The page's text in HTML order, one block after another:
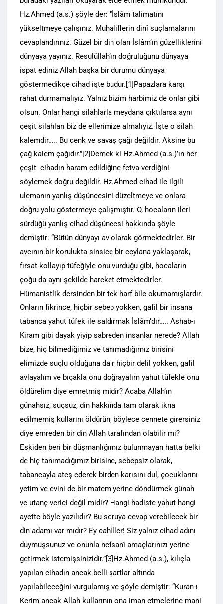
Hz.Ahmed (a.s.) şöyle der: “İslâm talimatını
yükseltmeye çalışınız. Muhaliflerin dinî suçlamalarını
cevaplandırınız. Güzel bir din olan İslâm’ın güzelliklerini
dünyaya yayınız. Resulüllah’ın doğruluğunu dünyaya
ispat ediniz Allah başka bir durumu dünyaya
göstermedikçe cihad işte budur.[1]Papazlara karşı
rahat durmamalıyız. Yalnız bizim harbimiz de onlar gibi
olsun. Onlar hangi silahlarla meydana çıktılarsa aynı
çeşit silahları biz de ellerimize almalıyız. İşte o silah
kalemdir….. Bu cenk ve savaş çağı değildir. Aksine bu
çağ kalem çağıdır.”[2]Demek ki Hz.Ahmed (a.s.)’ın her
çeşit cihadın haram edildiğine fetva verdiğini
söylemek doğru değildir. Hz.Ahmed cihad ile ilgili
ulemanın yanlış düşüncesini düzeltmeye ve onlara
doğru yolu göstermeye çalışmıştır. O, hocaların ileri
sürdüğü yanlış cihad düşüncesi hakkında şöyle
demiştir: “Bütün dünyayı av olarak görmektedirler. Bir
avcının bir korulukta sinsice bir ceylana yaklaşarak,
fırsat kollayıp tüfeğiyle onu vurduğu gibi, hocaların
çoğu da aynı şekilde hareket etmektedirler.
Hümanistlik dersinden bir tek harf bile okumamışlardır.
Onların fikrince, hiçbir sebep yokken, gafil bir insana
tabanca yahut tüfek ile saldırmak İslâm’dır….. Ashab-ı
Kiram gibi dayak yiyip sabreden insanlar nerede? Allah
bize, hiç bilmediğimiz ve tanımadığımız birisini
elimizde suçlu olduğuna dair hiçbir delil yokken, gafil
avlayalım ve bıçakla onu doğrayalım yahut tüfekle onu
öldürelim diye emretmiş midir? Acaba Allah’ın
günahsız, suçsuz, din hakkında tam olarak ikna
edilmemiş kullarını öldürün; böylece cennete girersiniz
diye emreden bir din Allah tarafından olabilir mi?
Eskiden beri bir düşmanlığımız bulunmayan hatta belki
de hiç tanımadığımız birisine, sebepsiz olarak,
tabancayla ateş ederek birden karısını dul, çocuklarını
yetim ve evini de bir matem yerine döndürmek günah
ve utanç verici değil midir? Hangi hadiste yahut hangi
ayette böyle yazılıdır? Bu soruya cevap verebilecek bir
din adamı var mıdır? Ey cahiller! Siz yalnız cihad adını
duymuşsunuz ve onunla nefsanî amaçlarınızı yerine
getirmek istemişsinizidir.”[3]Hz.Ahmed (a.s.), kılıçla
yapılan cihadın ancak belli şartlar altında
yapılabileceğini vurgulamış ve şöyle demiştir: “Kuran-ı
Kerim ancak Allah kullarının ona iman etmelerine mani